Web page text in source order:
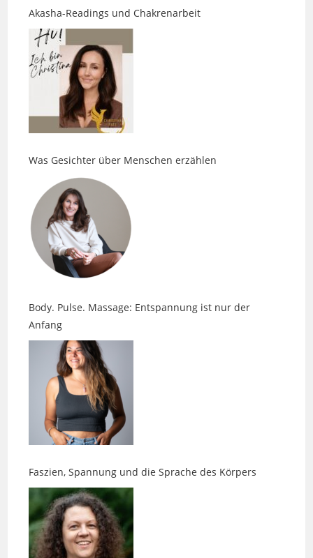
Was Gesichter über Menschen erzählen
Body. Pulse. Massage: Entspannung ist nur der
Faszien, Spannung und die Sprache des Körpers